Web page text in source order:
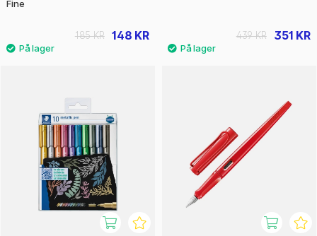
Fine
148 KR
185 KR 351 KR
439 KR